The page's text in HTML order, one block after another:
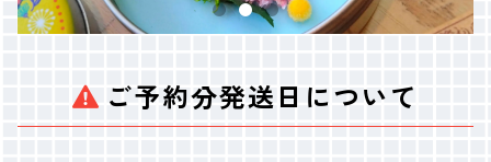
ご予約分発送日について